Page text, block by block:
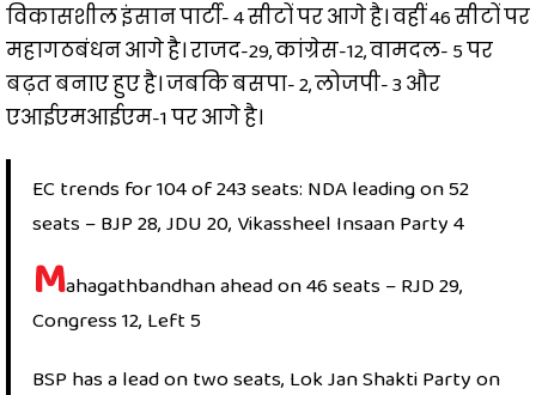
विकासशील इंसान पार्टी- 4 सीटों पर आगे है। वहीं 46 सीटों पर
महागठबंधन आगे है। राजद-29, कांग्रेस-12, वामदल- 5 पर
बढ़त बनाए हुए है। जबकि बसपा- 2, लोजपी- 3 और
एआईएमआईएम-1 पर आगे है।
EC trends for 104 of 243 seats: NDA leading on 52
seats – BJP 28, JDU 20, Vikassheel Insaan Party 4
Mahagathbandhan ahead on 46 seats – RJD 29,
Congress 12, Left 5
BSP has a lead on two seats, Lok Jan Shakti Party on